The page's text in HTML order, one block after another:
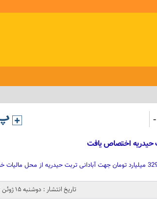
-
تاریخ انتشار : دوشنبه 15 ژوئن 2026 - 12:14